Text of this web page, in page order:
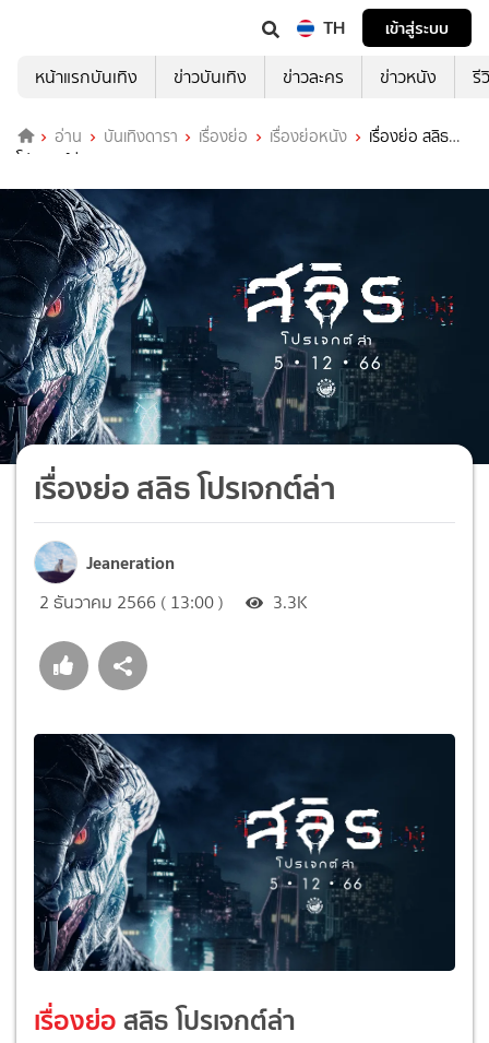
TH
เข้าสู่ระบบ
หน้าแรกบันเทิง
ข่าวบันเทิง ข่าวละคร ข่าวหนัง รี
อ่าน บันเทิงดารา เรื่องย่อ เรื่องย่อหนัง
เรื่องย่อ สลิธ
โปรเจกต์ล่า
เรื่องย่อ สลิธ โปรเจกต์ล่า
Jeaneration
2 ธันวาคม 2566 ( 13:00 ) 3.3K
เรื่องย่อสลิธ โปรเจกต์ล่า